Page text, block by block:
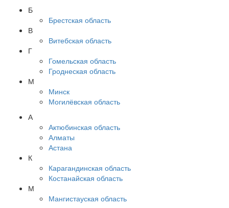
Б
Брестская область
В
Витебская область
Г
Гомельская область
Гроднеская область
М
Минск
Могилёвская область
А
Актюбинская область
Алматы
Астана
К
Карагандинская область
Костанайская область
М
Мангистауская область